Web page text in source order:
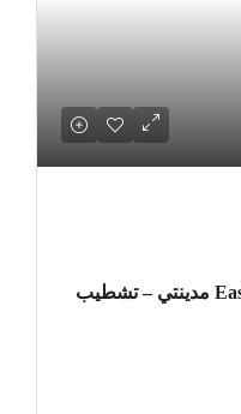
مكتب إداري للإيجار في East Hub مدينتي – تشطيب